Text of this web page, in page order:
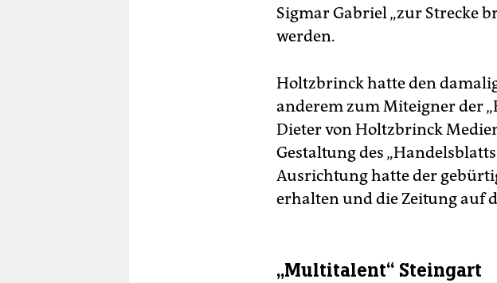
Sigmar Gabriel „zur Strecke
werden.
Holtzbrinck hatte den
anderem zum Miteigner der
Dieter von Holtzbrinck
Gestaltung des
Ausrichtung hatte der
erhalten und die Zeitung auf
„Multitalent“ Steingart